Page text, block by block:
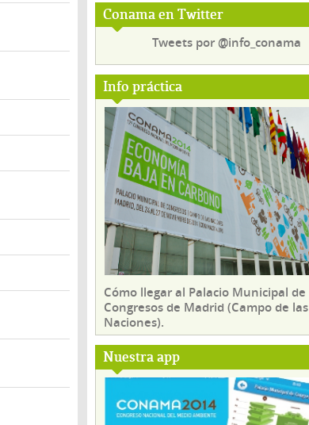
Conama en Twitter
Tweets por @info_conama
Info práctica
Cómo llegar al Palacio Municipal de
Congresos de Madrid (Campo de las
Naciones).
Nuestra app